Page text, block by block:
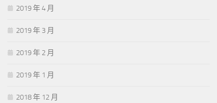
2019 年 4 月
2019 年 3 月
2019 年 2 月
2019 年 1 月
2018 年 12 月